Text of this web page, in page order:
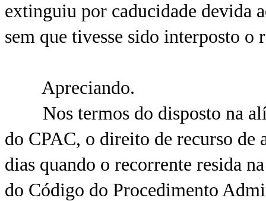
extinguiu por caducidade devida
sem que tivesse sido interposto o
Apreciando.
Nos termos do disposto na
do CPAC, o direito de recurso de
dias quando o recorrente resida
do Código do Procedimento